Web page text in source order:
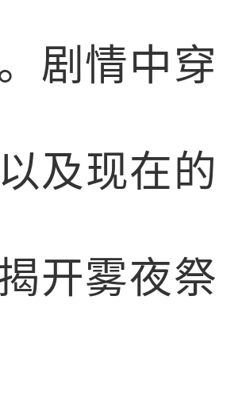
剧情中穿
及现在的
开雾夜祭